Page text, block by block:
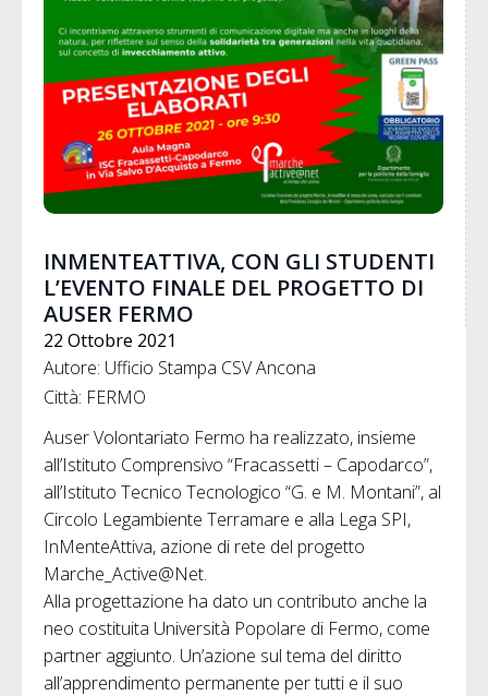
INMENTEATTIVA, CON GLI STUDENTI
L’EVENTO FINALE DEL PROGETTO DI
AUSER FERMO
22 Ottobre 2021
Autore: Ufficio Stampa CSV Ancona
Città: FERMO
Auser Volontariato Fermo ha realizzato, insieme
all’Istituto Comprensivo “Fracassetti – Capodarco”,
all’Istituto Tecnico Tecnologico “G. e M. Montani”, al
Circolo Legambiente Terramare e alla Lega SPI,
InMenteAttiva, azione di rete del progetto
Marche_Active@Net.
Alla progettazione ha dato un contributo anche la
neo costituita Università Popolare di Fermo, come
partner aggiunto. Un’azione sul tema del diritto
all’apprendimento permanente per tutti e il suo